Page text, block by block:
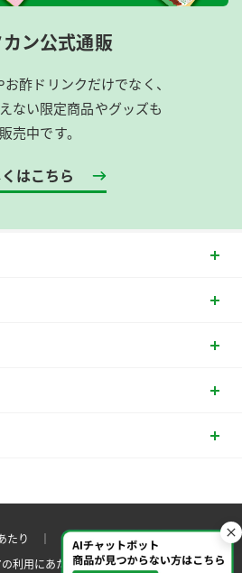
ン公式通販
酢ドリンクだけでなく、
ない限定商品やグッズも
販売中です。
はこちら
あたり ｜プライバシーポリシー
利用にあたりサイトマップ ｜